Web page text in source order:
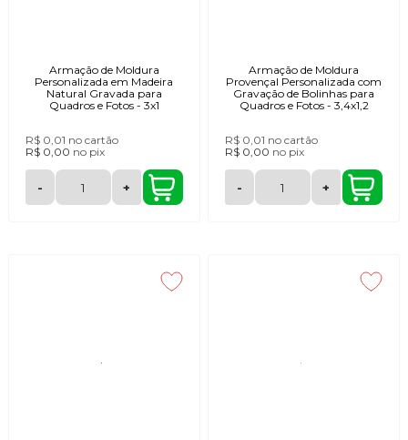
Armação de Moldura
Personalizada em Madeira
Natural Gravada para
Quadros e Fotos - 3x1
R$ 0,01 no cartão
R$ 0,00 no pix
- +
Armação de Moldura
Provençal Personalizada com
Gravação de Bolinhas para
Quadros e Fotos - 3,4x1,2
R$ 0,01 no cartão
R$ 0,00 no pix
- +